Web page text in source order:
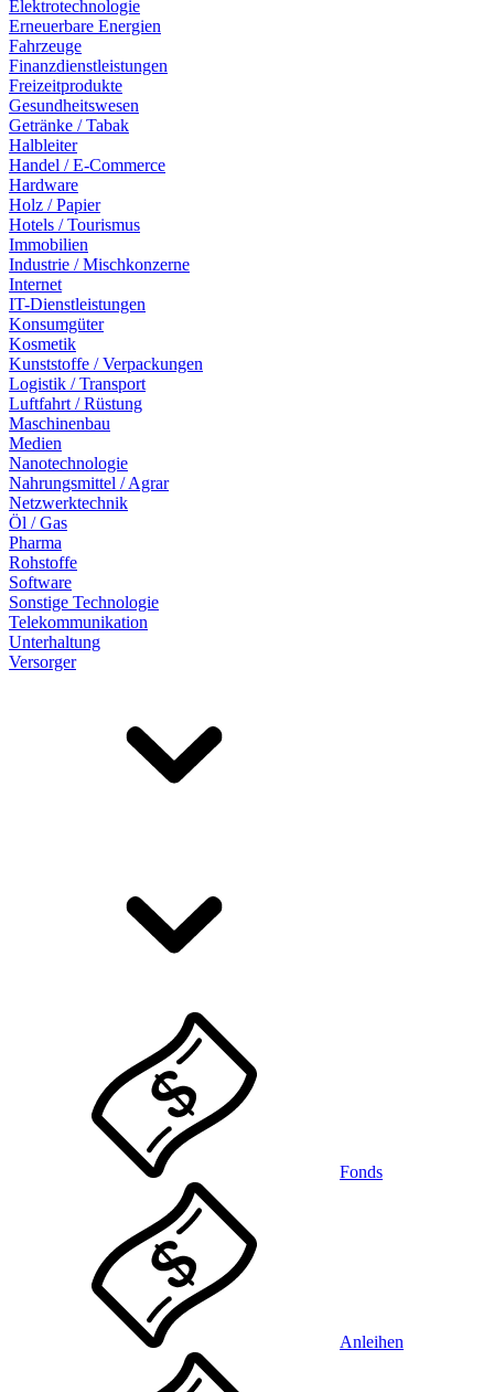
Elektrotechnologie
Erneuerbare Energien
Fahrzeuge
Finanzdienstleistungen
Freizeitprodukte
Gesundheitswesen
Getränke / Tabak
Halbleiter
Handel / E-Commerce
Hardware
Holz / Papier
Hotels / Tourismus
Immobilien
Industrie / Mischkonzerne
Internet
IT-Dienstleistungen
Konsumgüter
Kosmetik
Kunststoffe / Verpackungen
Logistik / Transport
Luftfahrt / Rüstung
Maschinenbau
Medien
Nanotechnologie
Nahrungsmittel / Agrar
Netzwerktechnik
Öl / Gas
Pharma
Rohstoffe
Software
Sonstige Technologie
Telekommunikation
Unterhaltung
Versorger
Fonds
Anleihen